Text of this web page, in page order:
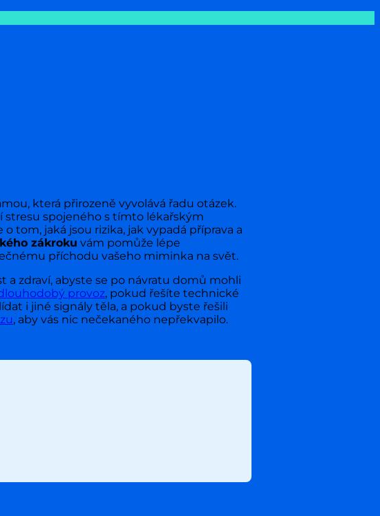
která přirozeně vyvolává řadu otázek.
stresu spojeného s tímto lékařským
tom, jaká jsou rizika, jak vypadá příprava a
zákroku vám pomůže lépe
příchodu vašeho miminka na svět.
zdraví, abyste se po návratu domů mohli
provoz, pokud řešíte technické
i jiné signály těla, a pokud byste řešili
, aby vás nic nečekaného nepřekvapilo.